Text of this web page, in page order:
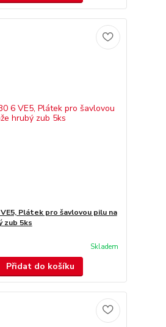
VE5, Plátek pro šavlovou pilu na
zub 5ks
Skladem
Přidat do košíku